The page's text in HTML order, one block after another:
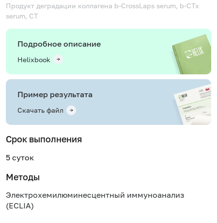
Продукт деградации коллагена b-CrossLaps serum, b-CTx
serum, CT
Подробное описание
Helixbook
Пример результата
Скачать файл
Срок выполнения
5 суток
Методы
Электрохемилюминесцентный иммуноанализ
(ECLIA)